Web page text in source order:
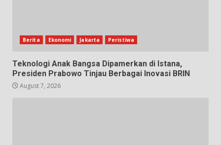
Berita Ekonomi Jakarta Peristiwa
Teknologi Anak Bangsa Dipamerkan di Istana,
Presiden Prabowo Tinjau Berbagai Inovasi BRIN
August 7, 2026